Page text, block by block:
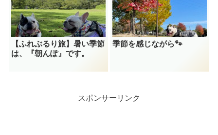
【ふれぶるり旅】暑い季節
は、『朝んぽ』です。
季節を感じながら🐾
スポンサーリンク